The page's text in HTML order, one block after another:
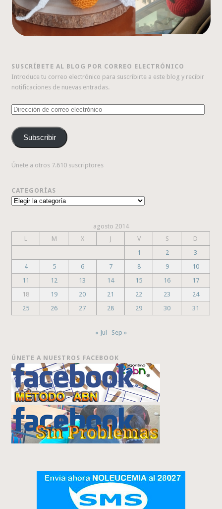
SUSCRÍBETE AL BLOG POR CORREO ELECTRÓNICO
Introduce tu correo electrónico para suscribirte a este blog y recibir
notificaciones de nuevas entradas.
Dirección
correo
electrónico
Subscribir
Únete a otros 7.610 suscriptores
CATEGORÍAS
Categorías
agosto 2014
L
M X J V S
D
1
2
3
4
5 6 7 8 9
10
11
12 13 14 15 16
17
18
19 20 21 22 23
24
25
26 27 28 29 30 31
« Jul Sep »
ÚNETE A NUESTROS FACEBOOK